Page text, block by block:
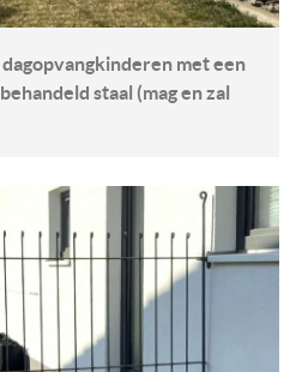
met een
staal (mag en zal